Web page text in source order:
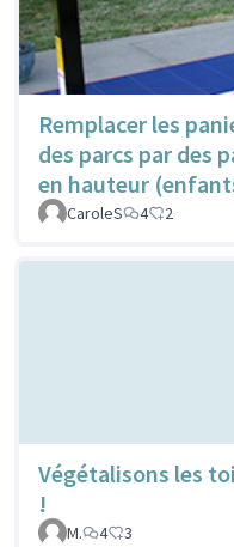
Remplacer les
des parcs par des
en hauteur
CaroleS 4 2
Végétalisons les
!
M.
4 3